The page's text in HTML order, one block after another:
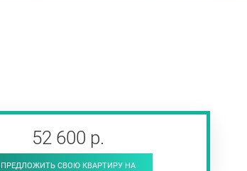
52 600 р.
ПРЕДЛОЖИТЬ СВОЮ КВАРТИРУ НА